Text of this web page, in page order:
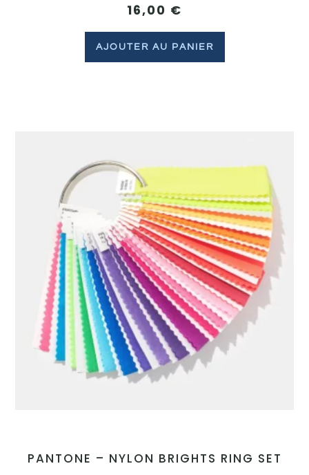
16,00 €
AJOUTER AU PANIER
PANTONE – NYLON BRIGHTS RING SET